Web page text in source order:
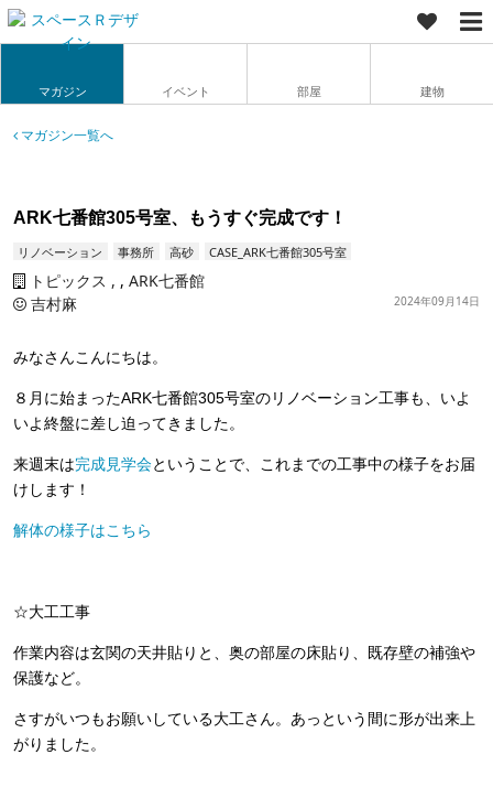
マガジン イベント 部屋 建物
マガジン一覧へ
ARK七番館305号室、もうすぐ完成です！
リノベーション 事務所 高砂 CASE_ARK七番館305号室
トピックス , ARK七番館
吉村麻
2024年09月14日
みなさんこんにちは。
８月に始まったARK七番館305号室のリノベーション工事も、いよ
いよ終盤に差し迫ってきました。
来週末は完成見学会ということで、これまでの工事中の様子をお届
けします！
解体の様子はこちら
☆大工工事
作業内容は玄関の天井貼りと、奥の部屋の床貼り、既存壁の補強や
保護など。
さすがいつもお願いしている大工さん。あっという間に形が出来上
がりました。